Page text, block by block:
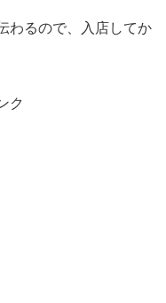
わるので、入店してか
ク